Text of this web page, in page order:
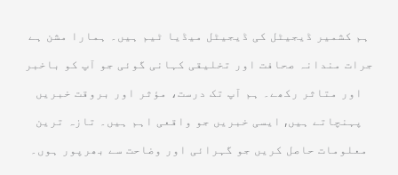
ہم کشمیر ڈیجیٹل کی ڈیجیٹل میڈیا ٹیم ہیں۔ ہمارا مشن ہے
جرات مندانہ صحافت اور تخلیقی کہانی گوئی جو آپ کو باخبر
اور متاثر رکھے۔ ہم آپ تک درست، مؤثر اور بروقت خبریں
پہنچاتے ہیں, ایسی خبریں جو واقعی اہم ہیں۔ تازہ ترین
معلومات حاصل کریں جو گہرائی اور وضاحت سے بھرپور ہوں۔